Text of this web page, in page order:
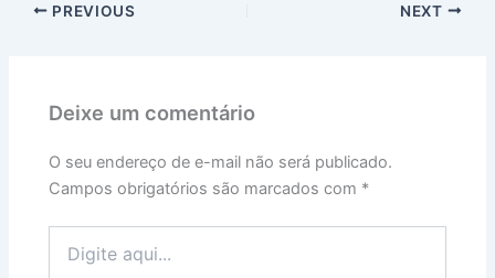
PREVIOUS NEXT
Deixe um comentário
O seu endereço de e-mail não será publicado.
Campos obrigatórios são marcados com *
aqui...